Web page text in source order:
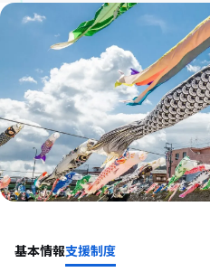
基本情報支援制度